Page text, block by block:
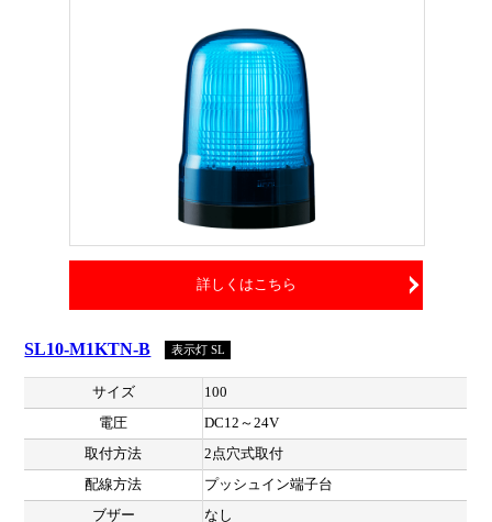
詳しくはこちら
SL10-M1KTN-B 表示灯 SL
サイズ
100
電圧
DC12～24V
取付方法
2点穴式取付
配線方法
プッシュイン端子台
ブザー
なし